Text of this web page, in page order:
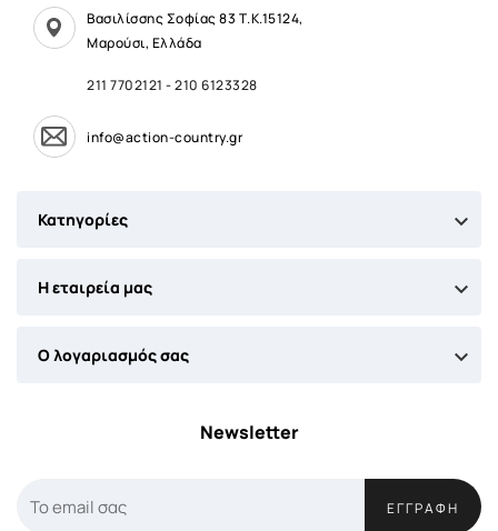
Βασιλίσσης Σοφίας 83 Τ.Κ.15124,
Μαρούσι, Ελλάδα
211 7702121 -210 6123328
info@action-country.gr
Κατηγορίες 
Η εταιρεία μας 
Ο λογαριασμός σας 
Newsletter
ΕΓΓΡΑΦΉ